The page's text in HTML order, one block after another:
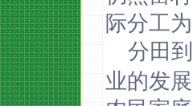
际分工
分田
业的发